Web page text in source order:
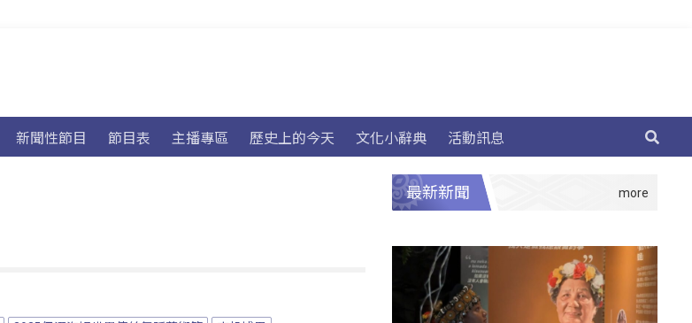
新聞性節目 節目表 主播專區 歷史上的今天 文化小辭典 活動訊息
最新新聞